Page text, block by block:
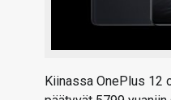
Kiinassa OnePlus 12